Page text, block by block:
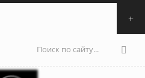
поиска